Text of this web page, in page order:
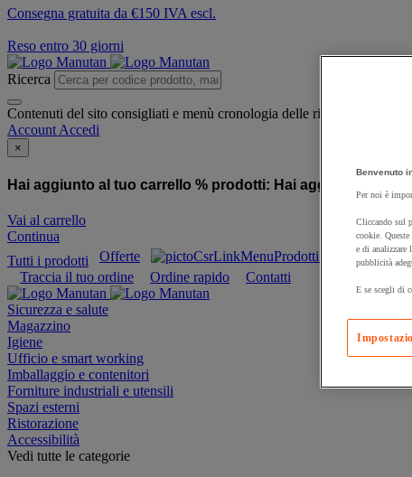
Consegna gratuita da €150 IVA escl.
Reso entro 30 giorni
Ricerca
Contenuti del sito consigliati e menù cronologia delle ricerche
Account Accedi
×
Hai aggiunto al tuo carrello % prodotti: Hai aggiunto al tuo
Vai al carrello
Continua
Tutti i prodotti
Offerte Prodotti sostenibili
Traccia il tuo ordine
Ordine rapido Contatti
Sicurezza e salute
Magazzino
Igiene
Ufficio e smart working
Imballaggio e contenitori
Forniture industriali e utensili
Spazi esterni
Ristorazione
Accessibilità
Vedi tutte le categorie
Benvenuto
Per noi è
Cliccando sul
cookie.
e di analizzare
pubblicità
E se scegli di